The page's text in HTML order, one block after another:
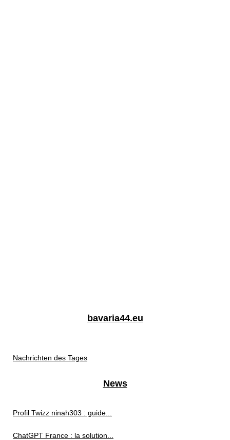
bavaria44.eu
Nachrichten des Tages
News
Profil Twizz ninah303 : guide...
ChatGPT France : la solution...